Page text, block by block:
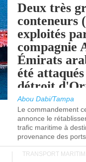
Deux très
conteneurs
exploités
compagnie
Émirats
été
détroit
Abou Dabi/Tampa
Le commandement
annonce le
trafic maritime à
provenance des
TRANSPORT